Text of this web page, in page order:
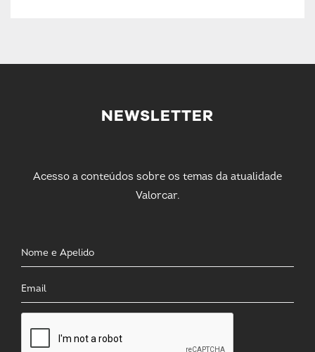
NEWSLETTER
Acesso a conteúdos sobre os temas da atualidade
Valorcar.